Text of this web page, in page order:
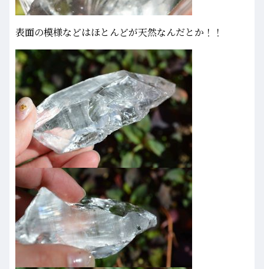
表面の模様などはほとんどが天然なんだとか！！